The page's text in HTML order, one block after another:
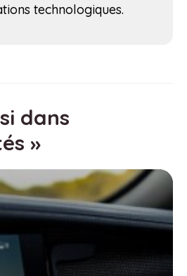
technologiques.
dans
»